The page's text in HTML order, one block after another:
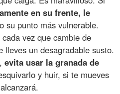
en su frente, le
su punto más vulnerable.
vez que cambie de
lleves un desagradable susto.
evita usar la granada de
y huir, si te mueves